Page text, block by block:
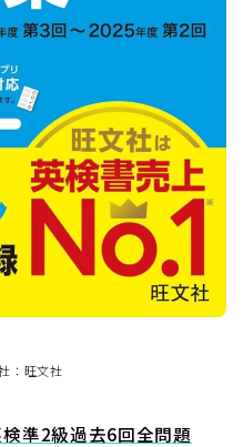
：旺文社
準2級過去6回全問題